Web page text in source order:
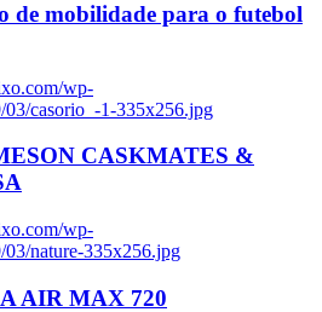
de mobilidade para o futebol
wp-
03/casorio_-1-335x256.jpg
CASKMATES &
wp-
03/nature-335x256.jpg
AIR MAX 720